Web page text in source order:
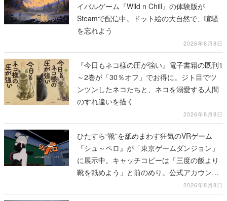
イバルゲーム『Wild n Chill』の体験版が
Steamで配信中。ドット絵の大自然で、喧騒
を忘れよう
2026年8月8日
『今日もネコ様の圧が強い』電子書籍の既刊1
～2巻が「30％オフ」でお得に。ジト目でツ
ンツンしたネコたちと、ネコを溺愛する人間
のすれ違いを描く
2026年8月8日
ひたすら“靴”を舐めまわす狂気のVRゲーム
『シュ～ペロ』が「東京ゲームダンジョン」
に展示中。キャッチコピーは「三度の飯より
靴を舐めよう」と前のめり。公式アカウント
も開設され、2026年リリースに向けて開発中
2026年8月8日